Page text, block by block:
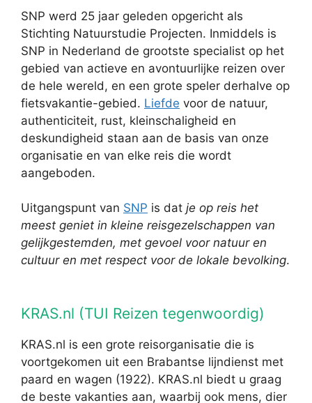
SNP werd 25 jaar geleden opgericht als
Stichting Natuurstudie Projecten. Inmiddels is
SNP in Nederland de grootste specialist op het
gebied van actieve en avontuurlijke reizen over
de hele wereld, en een grote speler derhalve op
fietsvakantie-gebied. Liefde voor de natuur,
authenticiteit, rust, kleinschaligheid en
deskundigheid staan aan de basis van onze
organisatie en van elke reis die wordt
aangeboden.
Uitgangspunt van SNP is dat je op reis het
meest geniet in kleine reisgezelschappen van
gelijkgestemden, met gevoel voor natuur en
cultuur en met respect voor de lokale bevolking.
KRAS.nl (TUI Reizen tegenwoordig)
KRAS.nl is een grote reisorganisatie die is
voortgekomen uit een Brabantse lijndienst met
paard en wagen (1922). KRAS.nl biedt u graag
de beste vakanties aan, waarbij ook mens, dier